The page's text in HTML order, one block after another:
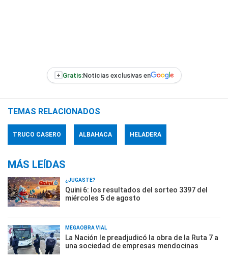
+ Gratis:Noticias exclusivas en
TEMAS RELACIONADOS
TRUCO CASERO ALBAHACA HELADERA
MÁS LEÍDAS
¿JUGASTE?
Quini 6: los resultados del sorteo 3397 del
miércoles 5 de agosto
MEGAOBRA VIAL
La Nación le preadjudicó la obra de la Ruta 7 a
una sociedad de empresas mendocinas